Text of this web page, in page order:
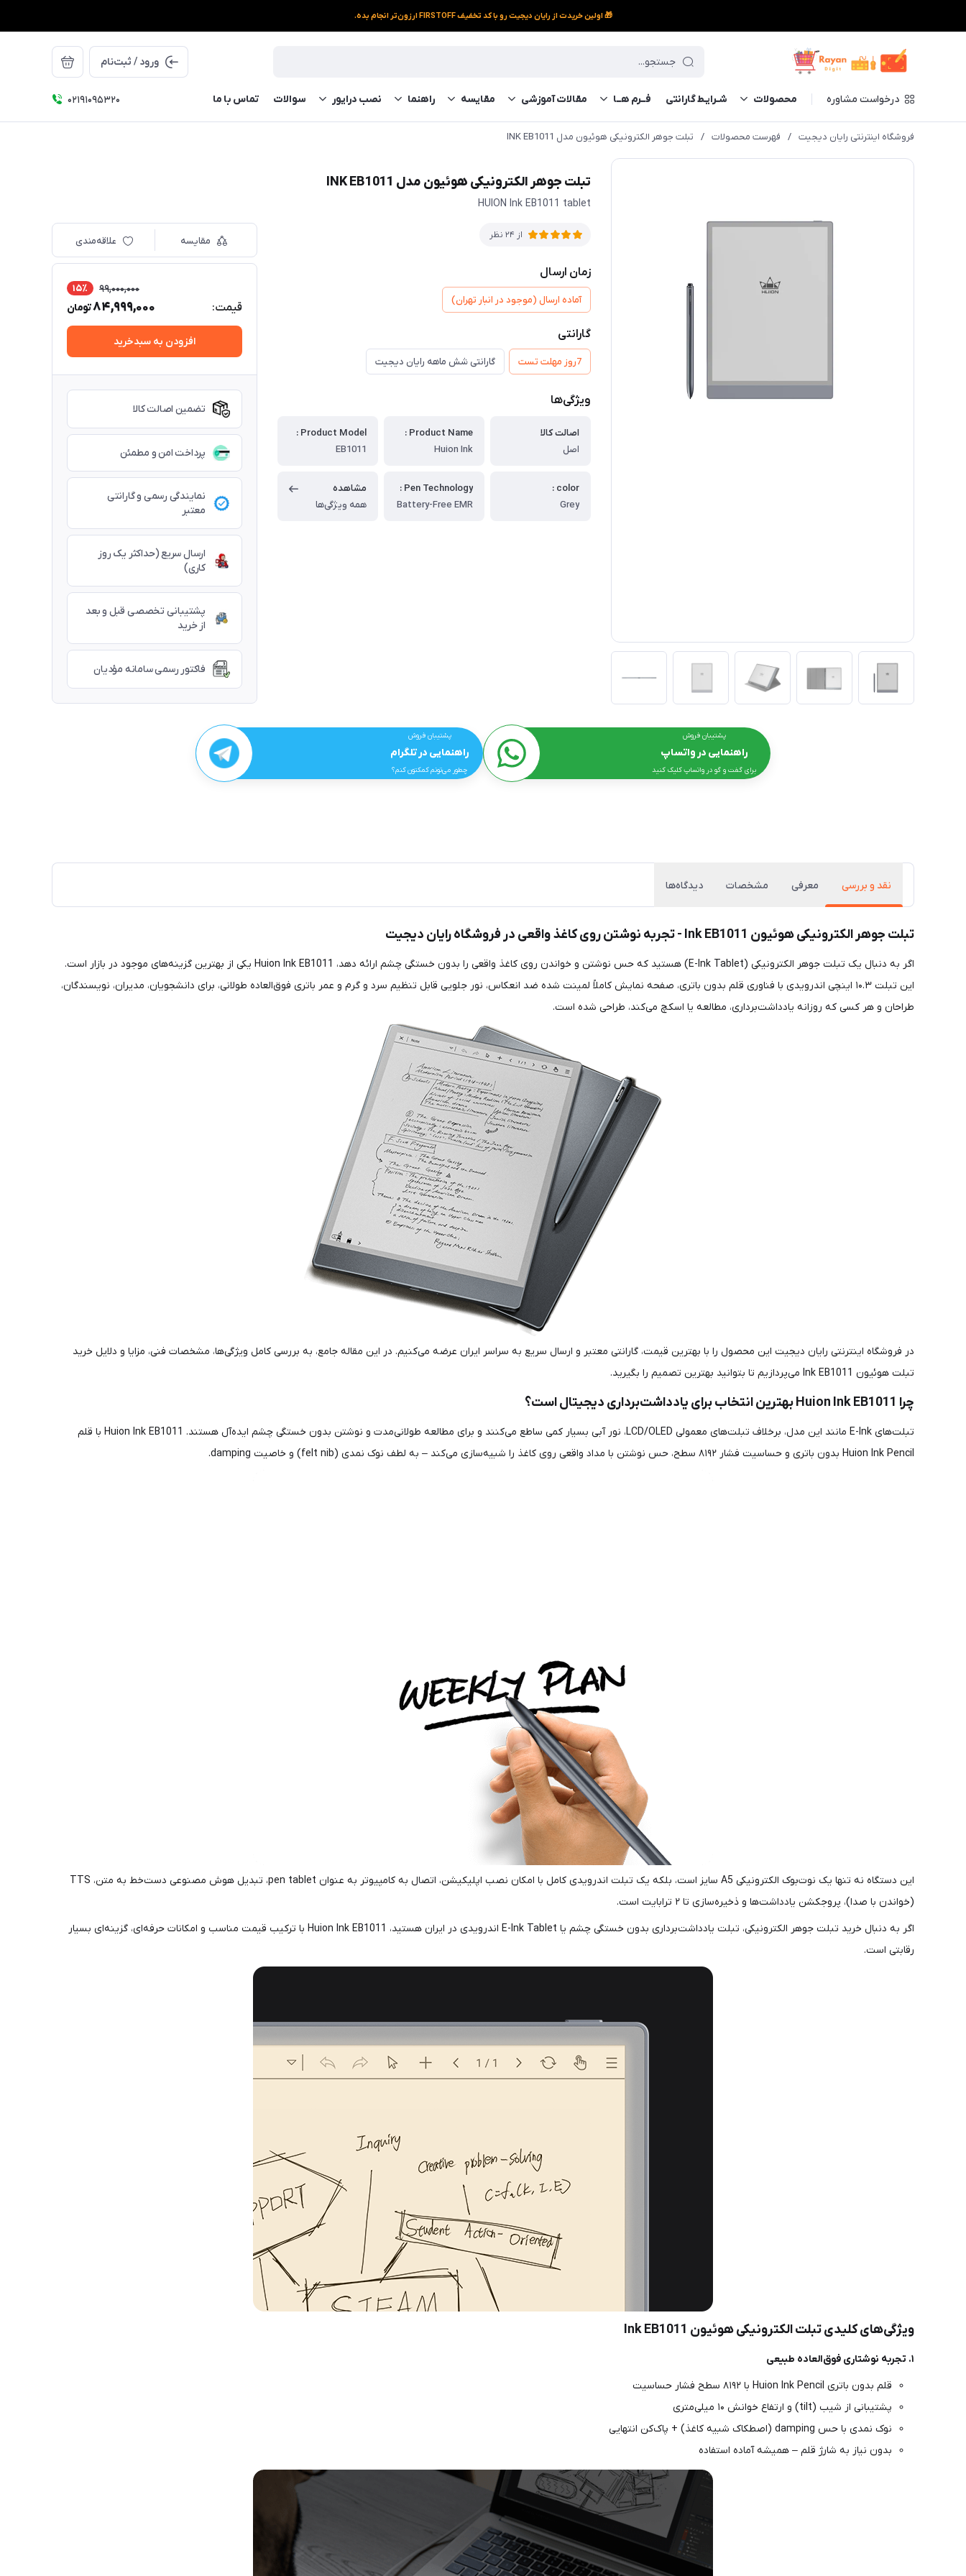
🎁 اولین خریدت از رایان دیجیت رو با کد تخفیف FIRSTOFF ارزون‌تر انجام بده.
ورود / ثبت‌نام
درخواست مشاوره محصولات شـرایـط گارانتی فــرم‌ هــا مقالات آموزشی مقایسه راهنما نصب درایور سوالات تماس با ما ۰۲۱91095320
فروشگاه اینترنتی رایان دیجیت / فهرست محصولات / تبلت جوهر الکترونیکی هوئیون مدل INK EB1011
تبلت جوهر الکترونیکی هوئیون مدل INK EB1011
HUION lnk EB1011 tablet
از 24 نظر
زمان ارسال
آماده ارسال (موجود در انبار تهران)
گارانتی
7روز مهلت تست گارانتی شش ماهه رایان دیجیت
ویژگی‌ها
اصالت کالا
اصل
Product Name :
Huion Ink
Product Model :
EB1011
color :
Grey
Pen Technology :
Battery-Free EMR
مشاهده
همه ویژگی‌ها
مقایسه علاقه‌مندی
قیمت:
99,000,000 15٪
84,999,000تومان
افزودن به سبدخرید
تضمین اصالت کالا
پرداخت امن و مطمئن
نمایندگی رسمی و گارانتی
معتبر
ارسال سریع (حداکثر یک روز
کاری)
پشتیبانی تخصصی قبل و بعد
از خرید
فاکتور رسمی سامانه مؤدیان
پشتیبان فروش
راهنمایی در واتساپ
برای گفت و گو در واتساپ کلیک کنید
پشتیبان فروش
راهنمایی در تلگرام
چطور می‌تونم کمکتون کنم؟
نقد و بررسی معرفی مشخصات دیدگاه‌ها
تبلت جوهر الکترونیکی هوئیون Ink EB1011 - تجربه نوشتن روی کاغذ واقعی در فروشگاه رایان دیجیت
اگر به دنبال یک تبلت جوهر الکترونیکی (E-Ink Tablet) هستید که حس نوشتن و خواندن روی کاغذ واقعی را بدون خستگی چشم ارائه دهد، Huion Ink EB1011 یکی از بهترین گزینه‌های موجود در بازار است.
این تبلت ۱۰.۳ اینچی اندرویدی با فناوری قلم بدون باتری، صفحه نمایش کاملاً لمینت شده ضد انعکاس، نور جلویی قابل تنظیم سرد و گرم و عمر باتری فوق‌العاده طولانی، برای دانشجویان، مدیران، نویسندگان،
طراحان و هر کسی که روزانه یادداشت‌برداری، مطالعه یا اسکچ می‌کند، طراحی شده است.
در فروشگاه اینترنتی رایان دیجیت این محصول را با بهترین قیمت، گارانتی معتبر و ارسال سریع به سراسر ایران عرضه می‌کنیم. در این مقاله جامع، به بررسی کامل ویژگی‌ها، مشخصات فنی، مزایا و دلایل خرید
تبلت هوئیون Ink EB1011 می‌پردازیم تا بتوانید بهترین تصمیم را بگیرید.
چرا Huion Ink EB1011 بهترین انتخاب برای یادداشت‌برداری دیجیتال است؟
تبلت‌های E-Ink مانند این مدل، برخلاف تبلت‌های معمولی LCD/OLED، نور آبی بسیار کمی ساطع می‌کنند و برای مطالعه طولانی‌مدت و نوشتن بدون خستگی چشم ایده‌آل هستند. Huion Ink EB1011 با قلم
Huion Ink Pencil بدون باتری و حساسیت فشار ۸۱۹۲ سطح، حس نوشتن با مداد واقعی روی کاغذ را شبیه‌سازی می‌کند – به لطف نوک نمدی (felt nib) و خاصیت damping.
این دستگاه نه تنها یک نوت‌بوک الکترونیکی A5 سایز است، بلکه یک تبلت اندرویدی کامل با امکان نصب اپلیکیشن، اتصال به کامپیوتر به عنوان pen tablet، تبدیل هوش مصنوعی دست‌خط به متن، TTS
(خواندن با صدا)، پروجکشن یادداشت‌ها و ذخیره‌سازی تا ۲ ترابایت است.
اگر به دنبال خرید تبلت جوهر الکترونیکی، تبلت یادداشت‌برداری بدون خستگی چشم یا E-Ink Tablet اندرویدی در ایران هستید، Huion Ink EB1011 با ترکیب قیمت مناسب و امکانات حرفه‌ای، گزینه‌ای بسیار
رقابتی است.
ویژگی‌های کلیدی تبلت الکترونیکی هوئیون Ink EB1011
۱. تجربه نوشتاری فوق‌العاده طبیعی
قلم بدون باتری Huion Ink Pencil با ۸۱۹۲ سطح فشار حساسیت
پشتیبانی از شیب (tilt) و ارتفاع خوانش ۱۰ میلی‌متری
نوک نمدی با حس damping (اصطکاک شبیه کاغذ) + پاک‌کن انتهایی
بدون نیاز به شارژ قلم – همیشه آماده استفاده